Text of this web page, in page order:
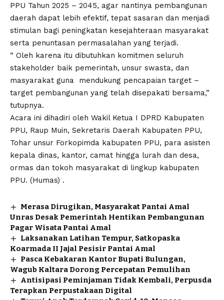
PPU Tahun 2025 – 2045, agar nantinya pembangunan
daerah dapat lebih efektif, tepat sasaran dan menjadi
stimulan bagi peningkatan kesejahteraan masyarakat
serta penuntasan permasalahan yang terjadi.
“ Oleh karena itu dibutuhkan komitmen seluruh
stakeholder baik pemerintah, unsur swasta, dan
masyarakat guna mendukung pencapaian target –
target pembangunan yang telah disepakati bersama,”
tutupnya.
Acara ini dihadiri oleh Wakil Ketua I DPRD Kabupaten
PPU, Raup Muin, Sekretaris Daerah Kabupaten PPU,
Tohar unsur Forkopimda kabupaten PPU, para asisten
kepala dinas, kantor, camat hingga lurah dan desa,
ormas dan tokoh masyarakat di lingkup kabupaten
PPU. (Humas) .
Merasa Dirugikan, Masyarakat Pantai Amal
Unras Desak Pemerintah Hentikan Pembangunan
Pagar Wisata Pantai Amal
Laksanakan Latihan Tempur, Satkopaska
Koarmada II Jajal Pesisir Pantai Amal
Pasca Kebakaran Kantor Bupati Bulungan,
Wagub Kaltara Dorong Percepatan Pemulihan
Antisipasi Peminjaman Tidak Kembali, Perpusda
Terapkan Perpustakaan Digital